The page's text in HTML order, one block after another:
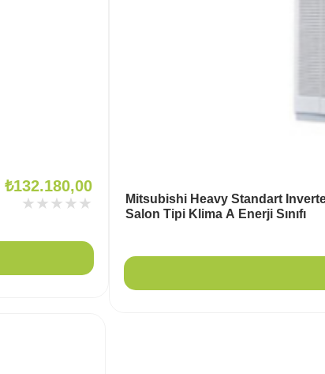
₺132.180,00
★★★★★
Mitsubishi Heavy Standart
Salon Tipi Klima A Enerji Sınıfı